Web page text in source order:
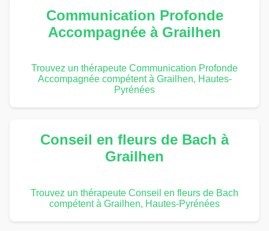
Communication Profonde
Accompagnée à Grailhen
Trouvez un thérapeute Communication Profonde
Accompagnée compétent à Grailhen, Hautes-
Pyrénées
Conseil en fleurs de Bach à
Grailhen
Trouvez un thérapeute Conseil en fleurs de Bach
compétent à Grailhen, Hautes-Pyrénées